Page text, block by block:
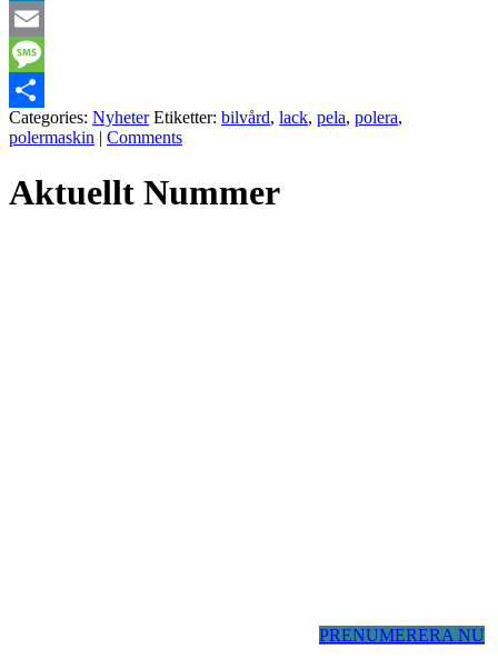
LinkedIn
Email
Message
Dela
Categories: Nyheter Etiketter: bilvård, lack, pela, polera,
polermaskin | Comments
Aktuellt Nummer
PRENUMERERA NU